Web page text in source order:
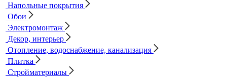
Напольные покрытия
Обои
Электромонтаж
Декор, интерьер
Отопление, водоснабжение, канализация
Плитка
Стройматериалы